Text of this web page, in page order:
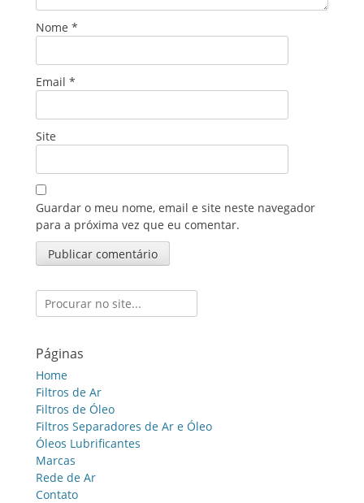
Nome *
Email *
Site
Guardar o meu nome, email e site neste navegador
para a próxima vez que eu comentar.
Search
for:
Páginas
Home
Filtros de Ar
Filtros de Óleo
Filtros Separadores de Ar e Óleo
Óleos Lubrificantes
Marcas
Rede de Ar
Contato